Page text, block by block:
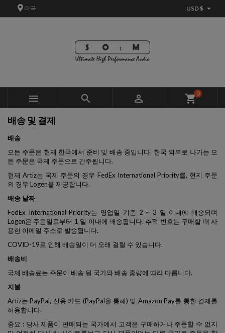
미국 USD $ 
   shopping_cart0
배송 및 결제
배송
모든 주문은 현재 한국에서 준비 및 배송 중입니다. 한국 외부로 나가는 모
든 주문은 국제 주문으로 간주됩니다.
현재 Artiz는 국제 주문의 경우 FedEx International Priority를, 현지 주문
의 경우 Logen을 제공합니다.
배송 날짜
FedEx International Priority는 영업일 기준 2 ~ 3 일 이내에 배송되며
Logen은 주문일로부터 1 일 이내에 배송됩니다. 추적 번호는 구매할 때 사
용한 이메일 주소로 발송됩니다.
COVID-19로 인해 배송일이 더 오래 걸릴 수 있습니다.
배송비
국제 배송료는 주문이 배송 될 국가와 배송 중량에 따라 다릅니다.
지불
Artiz는 PayPal, 신용 카드 (PayPal을 통해) 및 Amazon Pay를 통한 결제를
허용합니다.
중요 : 당사 제품이 판매되는 국가에서 고객은 구매하거나 주문할 수 없지
관심상품에 추가 ×
((modalTitle)) ×
((confirmMessage))
관심상품 생성 ×
취소 관심상품 생성
가입 ×
관심상품에 상품을 저장하려면 로그인이 필요합니다.